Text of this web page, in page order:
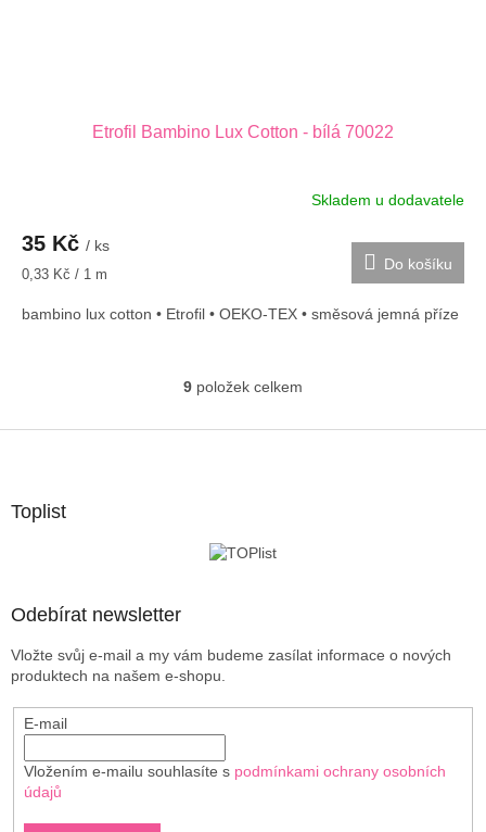
Etrofil Bambino Lux Cotton - bílá 70022
Skladem u dodavatele
35 Kč / ks
Měrná
0,33 Kč / 1 m
Do košíku
bambino lux cotton • Etrofil • OEKO-TEX • směsová jemná příze
O
l
p
v
p
u
9 položek celkem
Toplist
Odebírat newsletter
Vložte svůj e-mail a my vám budeme zasílat informace o nových
produktech na našem e-shopu.
E-mail
Vložením e-mailu souhlasíte s podmínkami ochrany osobních
údajů